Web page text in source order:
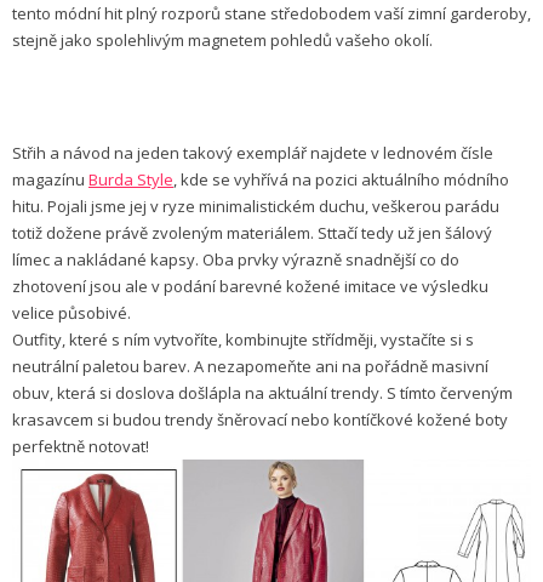
tento módní hit plný rozporů stane středobodem vaší zimní garderoby,
stejně jako spolehlivým magnetem pohledů vašeho okolí.
Střih a návod na jeden takový exemplář najdete v lednovém čísle
magazínu Burda Style, kde se vyhřívá na pozici aktuálního módního
hitu. Pojali jsme jej v ryze minimalistickém duchu, veškerou parádu
totiž dožene právě zvoleným materiálem. Sttačí tedy už jen šálový
límec a nakládané kapsy. Oba prvky výrazně snadnější co do
zhotovení jsou ale v podání barevné kožené imitace ve výsledku
velice působivé.
Outfity, které s ním vytvoříte, kombinujte střídměji, vystačíte si s
neutrální paletou barev. A nezapomeňte ani na pořádně masivní
obuv, která si doslova došlápla na aktuální trendy. S tímto červeným
krasavcem si budou trendy šněrovací nebo kontíčkové kožené boty
perfektně notovat!